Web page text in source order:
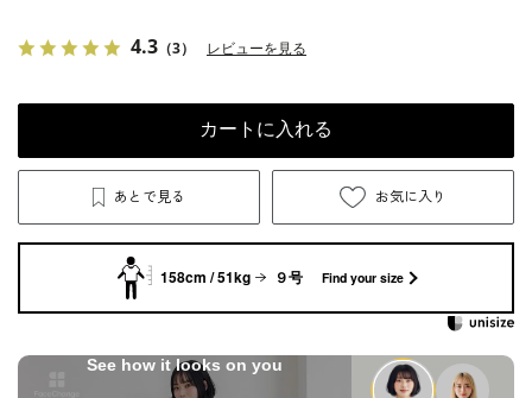
4.3 （3） レビューを見る
カートに入れる
あとで見る お気に入り
158cm / 51kg ９号 Find your size
See how it looks on you